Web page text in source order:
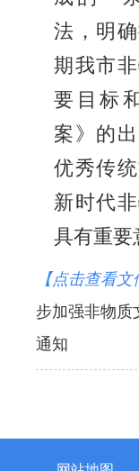
法，明
期我市
要目标
案》的
优秀传
新时代
具有重要
【点击查看文
步加强非物质
通知